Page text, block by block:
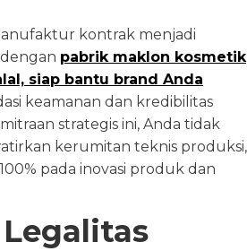
kontrak menjadi
pabrik maklon kosmetik
siap bantu brand Anda
keamanan dan kredibilitas
strategis ini, Anda tidak
kerumitan teknis produksi,
pada inovasi produk dan